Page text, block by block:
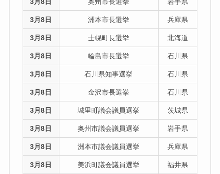
3月8日 洲本市長選挙 兵庫県
3月8日 士幌町長選挙 北海道
3月8日 輪島市長選挙 石川県
3月8日 石川県知事選挙 石川県
3月8日 金沢市長選挙 石川県
3月8日 城里町議会議員選挙 茨城県
3月8日 奥州市議会議員選挙 岩手県
3月8日 洲本市議会議員選挙 兵庫県
3月8日 美浜町議会議員選挙 福井県